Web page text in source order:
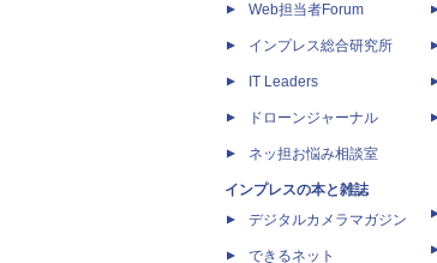
Web担当者Forum
インプレス総合研究所
IT Leaders
ドローンジャーナル
ネッ担お悩み相談室
インプレスの本と雑誌
デジタルカメラマガジン
できるネット